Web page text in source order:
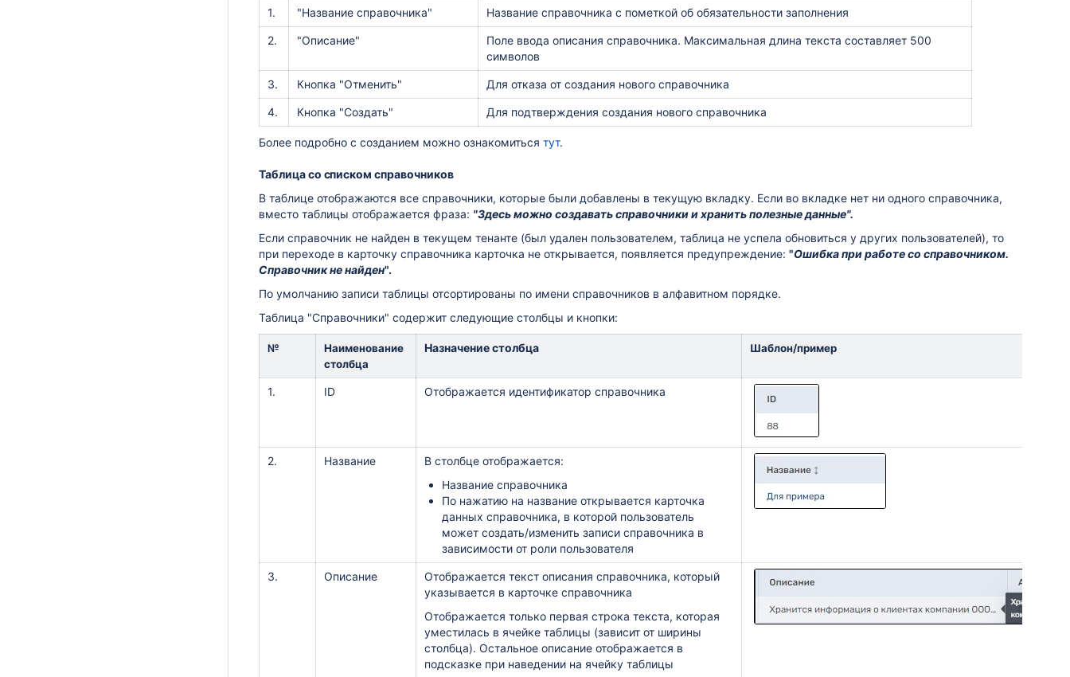
1. "Название справочника" Название справочника с пометкой об обязательности заполнения
2. "Описание"
Поле ввода описания справочника. Максимальная длина текста составляет 500
символов
3. Кнопка "Отменить" Для отказа от создания нового справочника
4. Кнопка "Создать" Для подтверждения создания нового справочника
Более подробно с созданием можно ознакомиться тут.
Таблица со списком справочников
В таблице отображаются все справочники, которые были добавлены в текущую вкладку. Если во вкладке нет ни одного справочника,
вместо таблицы отображается фраза: "Здесь можно создавать справочники и хранить полезные данные".
Если справочник не найден в текущем тенанте (был удален пользователем, таблица не успела обновиться у других пользователей), то
при переходе в карточку справочника карточка не открывается, появляется предупреждение: "Ошибка при работе со справочником.
Справочник не найден".
По умолчанию записи таблицы отсортированы по имени справочников в алфавитном порядке.
Таблица "Справочники" содержит следующие столбцы и кнопки:
№
Наименование
столбца
Назначение столбца Шаблон/пример
1. ID Отображается идентификатор справочника
2. Название
В столбце отображается:
Название справочника
По нажатию на название открывается карточка
данных справочника, в которой пользователь
может создать/изменить записи справочника в
зависимости от роли пользователя
3. Описание
Отображается текст описания справочника, который
указывается в карточке справочника
Отображается только первая строка текста, которая
уместилась в ячейке таблицы (зависит от ширины
столбца). Остальное описание отображается в
подсказке при наведении на ячейку таблицы